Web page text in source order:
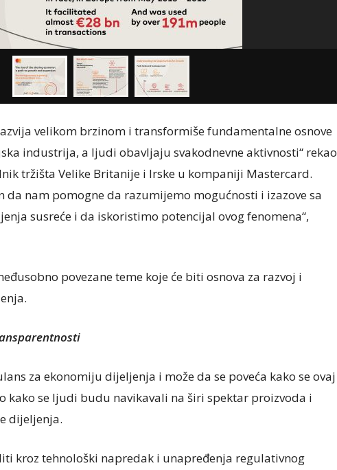
velikom brzinom i transformiše fundamentalne osnove
industrija, a ljudi obavljaju svakodnevne aktivnosti“ rekao
tržišta Velike Britanije i Irske u kompaniji Mastercard.
da nam pomogne da razumijemo mogućnosti i izazove sa
susreće i da iskoristimo potencijal ovog fenomena“,
povezane teme koje će biti osnova za razvoj i
za ekonomiju dijeljenja i može da se poveća kako se ovaj
kako se ljudi budu navikavali na širi spektar proizvoda i
dijeljenja.
kroz tehnološki napredak i unapređenja regulativnog